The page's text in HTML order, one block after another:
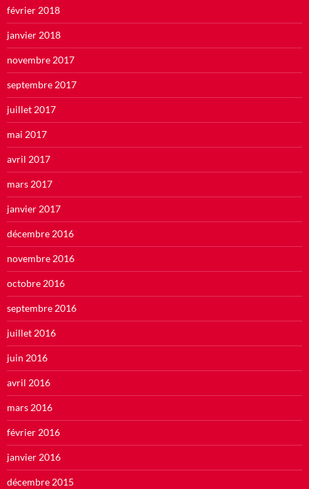
février 2018
janvier 2018
novembre 2017
septembre 2017
juillet 2017
mai 2017
avril 2017
mars 2017
janvier 2017
décembre 2016
novembre 2016
octobre 2016
septembre 2016
juillet 2016
juin 2016
avril 2016
mars 2016
février 2016
janvier 2016
décembre 2015